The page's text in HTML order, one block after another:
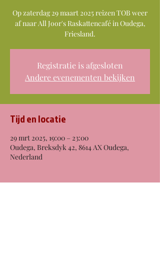
Op zaterdag 29 maart 2025 reizen TOB weer
af naar All Joor's Raskattencafé in Oudega,
Friesland.
Registratie is afgesloten
Andere evenementen bekijken
Tijd en locatie
29 mrt 2025, 19:00 – 23:00
Oudega, Breksdyk 42, 8614 AX Oudega,
Nederland
Over het evenement